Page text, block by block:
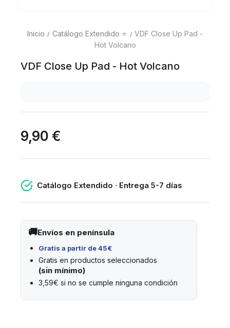
Inicio Catálogo Extendido ⭐
VDF Close Up Pad -
Hot Volcano
VDF Close Up Pad - Hot Volcano
9,90 €
Catálogo Extendido · Entrega 5-7 días
Envíos en península
Gratis a partir de 45€
Gratis en productos seleccionados
(sin mínimo)
3,59€ si no se cumple ninguna condición